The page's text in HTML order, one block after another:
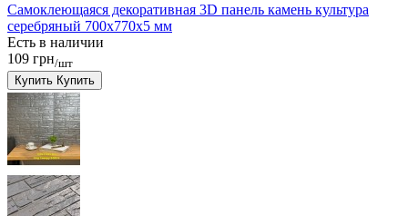
Самоклеющаяся декоративная 3D панель камень культура
серебряный 700x770x5 мм
Есть в наличии
109 грн/шт
Купить Купить